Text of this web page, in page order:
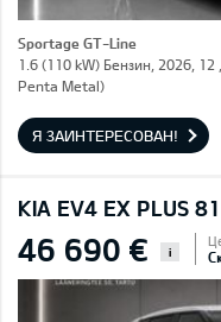
Sportage GT-Line
1.6 (110 kW) Бензин, 2026,
Penta Metal)
Я ЗАИНТЕРЕСОВАН!
KIA EV4 EX PLUS
46 690 € i